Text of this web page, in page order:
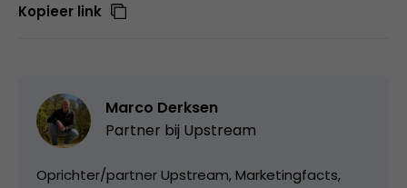
Kopieer link
Marco Derksen
Partner bij Upstream
Oprichter/partner Upstream, Marketingfacts,